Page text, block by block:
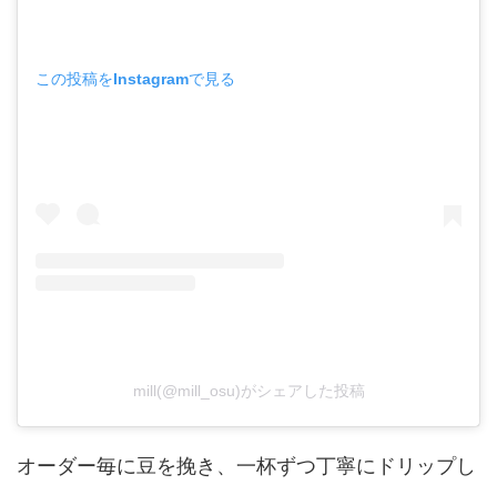
この投稿をInstagramで見る
mill(@mill_osu)がシェアした投稿
オーダー毎に豆を挽き、一杯ずつ丁寧にドリップし